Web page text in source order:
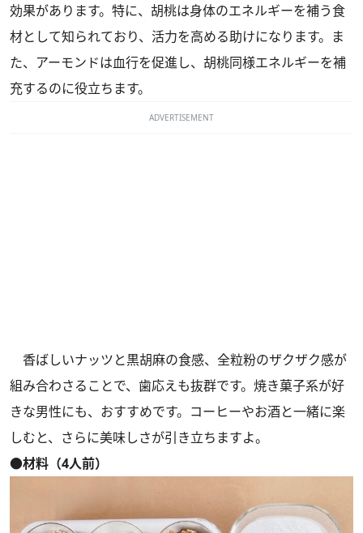
効果があります。特に、胡桃は身体のエネルギーを補う食
材として知られており、活力を高める助けになります。ま
た、アーモンドは血行を促進し、胡桃同様エネルギーを補
充するのに役立ちます。
ADVERTISEMENT
香ばしいナッツと黒胡麻の食感、全粒粉のザクザク感が
組み合わさることで、歯応えも抜群です。焼き菓子系が好
きな男性にも、おすすめです。コーヒーやお酒と一緒に楽
しむと、さらに美味しさが引き立ちますよ。
●材料（4人前）